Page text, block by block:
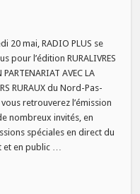
20 mai, RADIO PLUS se
pour l’édition RURALIVRES
AVEC LA
RURAUX du Nord-Pas-
retrouverez l’émission
nombreux invités, en
spéciales en direct du
et en public …